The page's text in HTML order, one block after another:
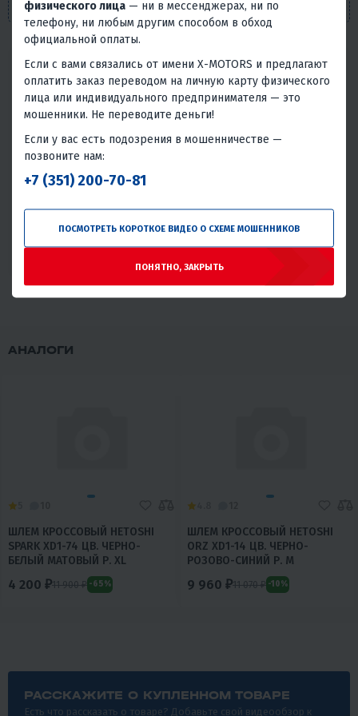
положениями п. 2 ст. 437 Гражданского кодекса РФ.
Надёжность товара
Статистика основана на количестве общего числа
покупателей и количестве обращений в сервис с этим
99.08%
Отличная надёжность
Крайне редко встречаются проблемы или брак при
АНАЛОГИ
ШЛЕМ КРОССОВЫЙ HETOSHI
SPARK XD1-74 ЦВ. ЧЕРНО-
БЕЛЫЙ МАТОВЫЙ Р. XL
4 200 ₽11 900 ₽ -65%
ШЛЕМ КРОССОВЫЙ HETOSHI
ORZ XD1-14 ЦВ. ЧЕРНО-
РОЗОВО-СИНИЙ Р. M
9 960 ₽11 070 ₽ -10%
РАССКАЖИТЕ О КУПЛЕННОМ ТОВАРЕ
Есть что рассказать о товаре? Добавьте свой видеообзор к
физического лица — ни в мессенджерах, ни по
телефону, ни любым другим способом в обход
официальной оплаты.
Если с вами связались от имени X-MOTORS и предлагают
оплатить заказ переводом на личную карту физического
лица или индивидуального предпринимателя — это
мошенники. Не переводите деньги!
Если у вас есть подозрения в мошенничестве —
позвоните нам:
+7 (351) 200-70-81
ПОСМОТРЕТЬ КОРОТКОЕ ВИДЕО О СХЕМЕ МОШЕННИКОВ
ПОНЯТНО, ЗАКРЫТЬ